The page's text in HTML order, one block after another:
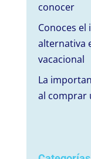
conocer
Conoces el
alternativa
vacacional
La
al comprar